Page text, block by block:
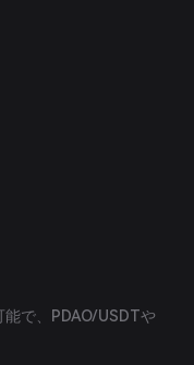
で、PDAO/USDTや